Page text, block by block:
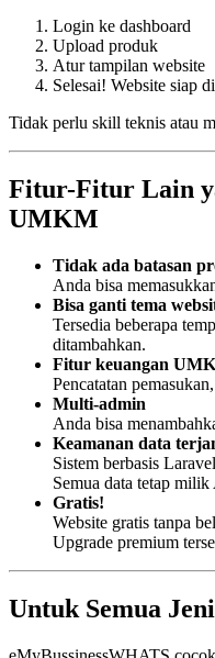
Login ke dashboard
Upload produk
Atur tampilan website
Selesai! Website siap
Tidak perlu skill teknis atau
Fitur-Fitur Lain
UMKM
Tidak ada batasan
Anda bisa
Bisa ganti tema
Tersedia beberapa
ditambahkan.
Fitur keuangan
Pencatatan
Multi-admin
Anda bisa
Keamanan data
Sistem berbasis
Semua data tetap milik
Gratis!
Website gratis tanpa
Upgrade premium
Untuk Semua